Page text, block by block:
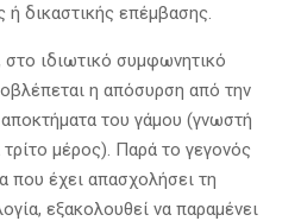
δικαστικής επέμβασης.
ιδιωτικό συμφωνητικό
η απόσυρση από την
του γάμου (γνωστή
μέρος). Παρά το γεγονός
που έχει απασχολήσει τη
εξακολουθεί να παραμένει